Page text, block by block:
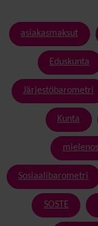
asiakasmaksut
Eduskunta
Järjestöbarometri
Kunta
Sosiaalibarometri
SOSTE